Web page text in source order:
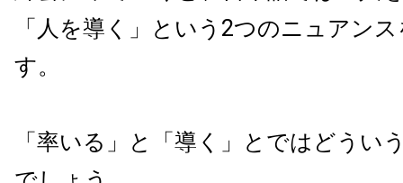
「人を導く」という2つのニュアン
す。
「率いる」と「導く」とではどうい